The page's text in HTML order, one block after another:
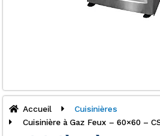
Accueil
Cuisinières
Cuisinière à Gaz Feux – 60×60 –